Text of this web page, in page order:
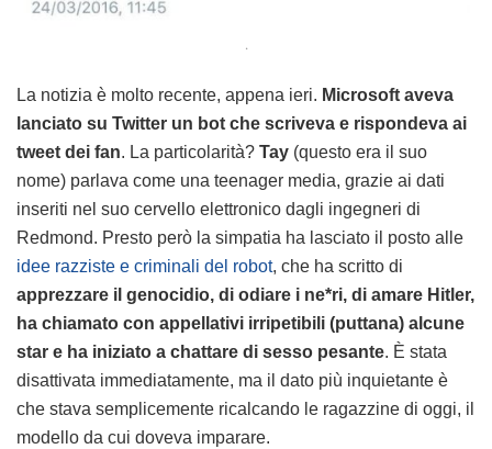
.
La notizia è molto recente, appena ieri. Microsoft aveva
lanciato su Twitter un bot che scriveva e rispondeva ai
tweet dei fan. La particolarità? Tay (questo era il suo
nome) parlava come una teenager media, grazie ai dati
inseriti nel suo cervello elettronico dagli ingegneri di
Redmond. Presto però la simpatia ha lasciato il posto alle
idee razziste e criminali del robot, che ha scritto di
apprezzare il genocidio, di odiare i ne*ri, di amare Hitler,
ha chiamato con appellativi irripetibili (puttana) alcune
star e ha iniziato a chattare di sesso pesante. È stata
disattivata immediatamente, ma il dato più inquietante è
che stava semplicemente ricalcando le ragazzine di oggi, il
modello da cui doveva imparare.